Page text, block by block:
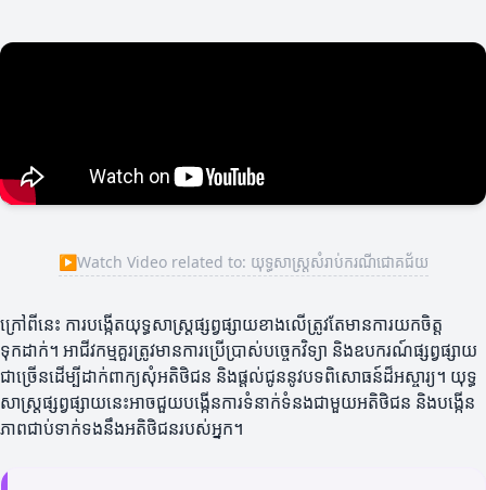
▶Watch Video related to: យុទ្ធសាស្ត្រសំរាប់ករណីជោគជ័យ
ក្រៅពីនេះ ការបង្កើតយុទ្ធសាស្ត្រ​ផ្សព្វផ្សាយខាងលើត្រូវតែមានការយកចិត្ត
ទុកដាក់។ អាជីវកម្មគួរត្រូវមានការប្រើប្រាស់បច្ចេកវិទ្យា និងឧបករណ៍ផ្សព្វផ្សាយ
ជាច្រើនដើម្បីដាក់ពាក្យសុំអតិថិជន និងផ្តល់ជូននូវបទពិសោធន៍ដ៏អស្ចារ្យ។ យុទ្ធ
សាស្ត្រ​ផ្សព្វផ្សាយនេះអាចជួយបង្កើនការទំនាក់ទំនងជាមួយអតិថិជន និងបង្កើន
ភាពជាប់ទាក់ទងនឹងអតិថិជនរបស់អ្នក។